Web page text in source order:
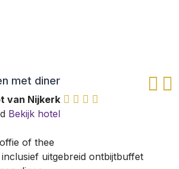
met diner
van Nijkerk
Bekijk hotel
of thee
uitgebreid ontbijtbuffet